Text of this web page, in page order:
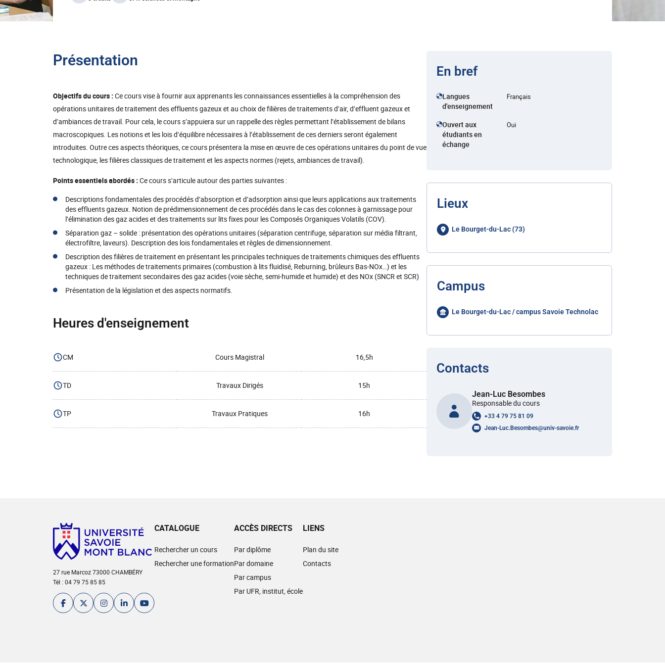
Présentation
Objectifs du cours : Ce cours vise à fournir aux apprenants les connaissances essentielles à la compréhension des
opérations unitaires de traitement des effluents gazeux et au choix de filières de traitements d’air, d’effluent gazeux et
d’ambiances de travail. Pour cela, le cours s’appuiera sur un rappelle des règles permettant l’établissement de bilans
macroscopiques. Les notions et les lois d’équilibre nécessaires à l’établissement de ces derniers seront également
introduites. Outre ces aspects théoriques, ce cours présentera la mise en œuvre de ces opérations unitaires du point de vue
technologique, les filières classiques de traitement et les aspects normes (rejets, ambiances de travail).
Points essentiels abordés : Ce cours s’articule autour des parties suivantes :
Descriptions fondamentales des procédés d’absorption et d’adsorption ainsi que leurs applications aux traitements
des effluents gazeux. Notion de prédimensionnement de ces procédés dans le cas des colonnes à garnissage pour
l’élimination des gaz acides et des traitements sur lits fixes pour les Composés Organiques Volatils (COV).
Séparation gaz – solide : présentation des opérations unitaires (séparation centrifuge, séparation sur média filtrant,
électrofiltre, laveurs). Description des lois fondamentales et règles de dimensionnement.
Description des filières de traitement en présentant les principales techniques de traitements chimiques des effluents
gazeux : Les méthodes de traitements primaires (combustion à lits fluidisé, Reburning, brûleurs Bas-NOx…) et les
techniques de traitement secondaires des gaz acides (voie sèche, semi-humide et humide) et des NOx (SNCR et SCR)
Présentation de la législation et des aspects normatifs.
Heures d'enseignement
CM Cours Magistral 16,5h
TD Travaux Dirigés 15h
TP Travaux Pratiques 16h
En bref
Langues
d'enseignement
Français
Ouvert aux
étudiants en
échange
Oui
Lieux
Le Bourget-du-Lac (73)
Campus
Le Bourget-du-Lac / campus Savoie Technolac
Contacts
Jean-Luc Besombes
Responsable du cours
+33 4 79 75 81 09
Jean-Luc.Besombes@univ-savoie.fr
27 rue Marcoz 73000 CHAMBÉRY
Tél : 04 79 75 85 85
CATALOGUE
Rechercher un cours
Rechercher une formation
ACCÈS DIRECTS
Par diplôme
Par domaine
Par campus
Par UFR, institut, école
LIENS
Plan du site
Contacts